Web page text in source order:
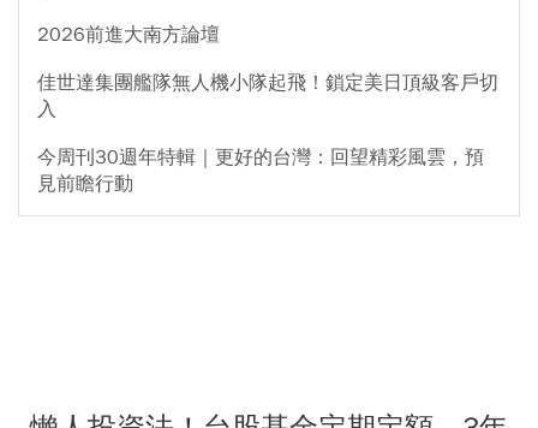
2026前進大南方論壇
佳世達集團艦隊無人機小隊起飛！鎖定美日頂級客戶切
入
今周刊30週年特輯｜更好的台灣：回望精彩風雲，預
見前瞻行動